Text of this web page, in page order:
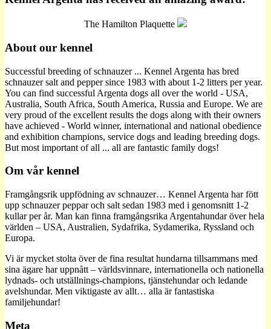
The Hamilton Plaquette
About our kennel
Successful breeding of schnauzer ... Kennel Argenta has bred
schnauzer salt and pepper since 1983 with about 1-2 litters per year.
You can find successful Argenta dogs all over the world - USA,
Australia, South Africa, South America, Russia and Europe. We are
very proud of the excellent results the dogs along with their owners
have achieved - World winner, international and national obedience
and exhibition champions, service dogs and leading breeding dogs.
But most important of all ... all are fantastic family dogs!
Om vår kennel
Framgångsrik uppfödning av schnauzer… Kennel Argenta har fött
upp schnauzer peppar och salt sedan 1983 med i genomsnitt 1-2
kullar per år. Man kan finna framgångsrika Argentahundar över hela
världen – USA, Australien, Sydafrika, Sydamerika, Ryssland och
Europa.
Vi är mycket stolta över de fina resultat hundarna tillsammans med
sina ägare har uppnått – världsvinnare, internationella och nationella
lydnads- och utställnings-champions, tjänstehundar och ledande
avelshundar. Men viktigaste av allt… alla är fantastiska
familjehundar!
Meta